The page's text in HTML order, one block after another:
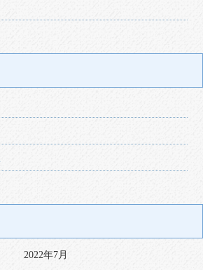
2022年7月